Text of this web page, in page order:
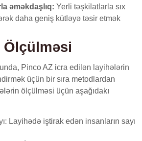
əməkdaşlıq: Yerli təşkilatlarla sıx
daha geniş kütləyə təsir etmək
Ölçülməsi
Pinco AZ icra edilən layihələrin
üçün bir sıra metodlardan
ölçülməsi üçün aşağıdakı
Layihədə iştirak edən insanların sayı